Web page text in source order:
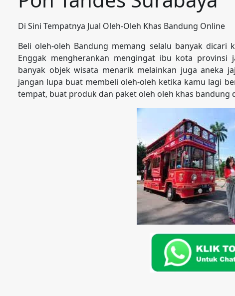
Di Sini Tempatnya Jual Oleh-Oleh Khas Bandung Online
Beli oleh-oleh Bandung memang selalu banyak
Enggak mengherankan mengingat ibu kota
banyak objek wisata menarik melainkan juga aneka
jangan lupa buat membeli oleh-oleh ketika kamu lagi
tempat, buat produk dan paket oleh oleh khas bandung